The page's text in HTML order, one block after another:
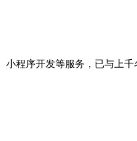
程序开发等服务，已与上千